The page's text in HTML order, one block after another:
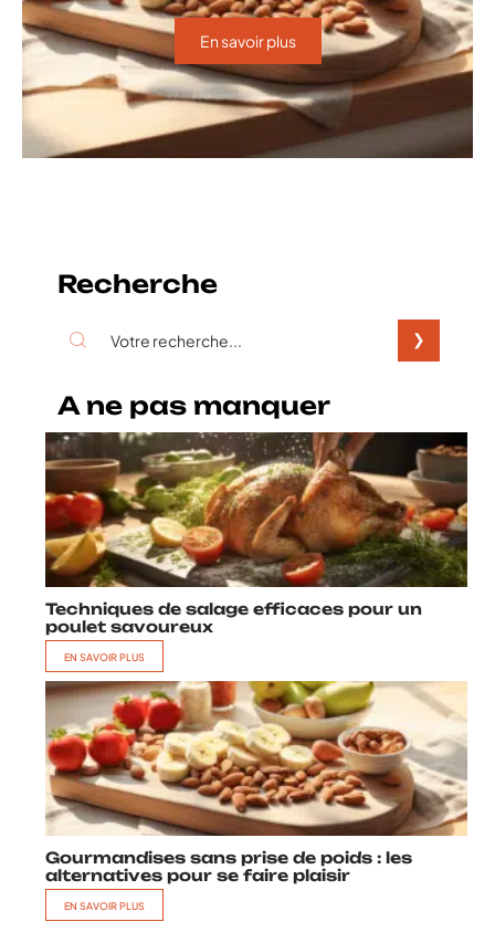
En savoir plus
Recherche
A ne pas manquer
Techniques de salage efficaces pour un
poulet savoureux
EN SAVOIR PLUS
Gourmandises sans prise de poids : les
alternatives pour se faire plaisir
EN SAVOIR PLUS